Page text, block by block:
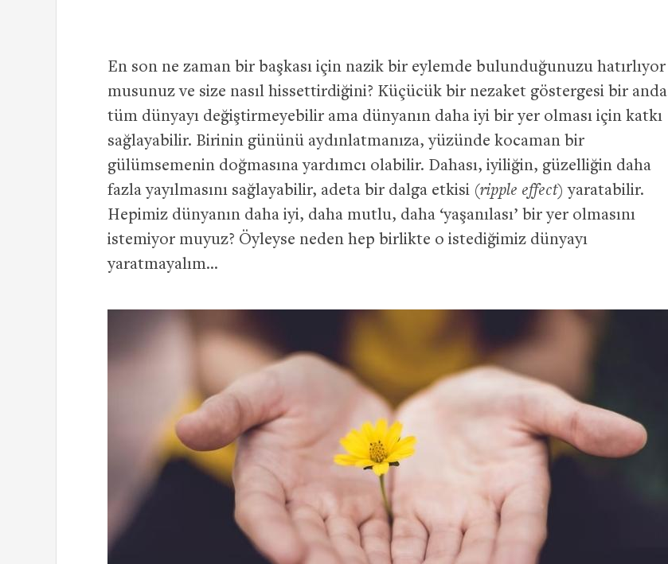
En son ne zaman bir başkası için nazik bir eylemde bulunduğunuzu hatırlıyor
musunuz ve size nasıl hissettirdiğini? Küçücük bir nezaket göstergesi bir anda
tüm dünyayı değiştirmeyebilir ama dünyanın daha iyi bir yer olması için katkı
sağlayabilir. Birinin gününü aydınlatmanıza, yüzünde kocaman bir
gülümsemenin doğmasına yardımcı olabilir. Dahası, iyiliğin, güzelliğin daha
fazla yayılmasını sağlayabilir, adeta bir dalga etkisi (ripple effect) yaratabilir.
Hepimiz dünyanın daha iyi, daha mutlu, daha ‘yaşanılası’ bir yer olmasını
istemiyor muyuz? Öyleyse neden hep birlikte o istediğimiz dünyayı
yaratmayalım…